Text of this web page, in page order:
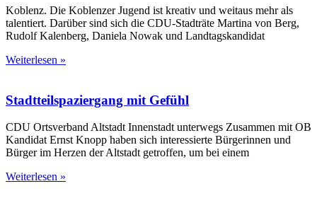
Koblenz. Die Koblenzer Jugend ist kreativ und weitaus mehr als
talentiert. Darüber sind sich die CDU-Stadträte Martina von Berg,
Rudolf Kalenberg, Daniela Nowak und Landtagskandidat
Weiterlesen »
Stadtteilspaziergang mit Gefühl
CDU Ortsverband Altstadt Innenstadt unterwegs Zusammen mit OB
Kandidat Ernst Knopp haben sich interessierte Bürgerinnen und
Bürger im Herzen der Altstadt getroffen, um bei einem
Weiterlesen »